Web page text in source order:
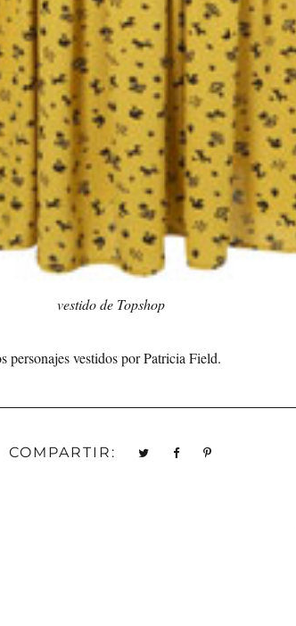
vestido de Topshop
personajes vestidos por Patricia Field.
COMPARTIR: